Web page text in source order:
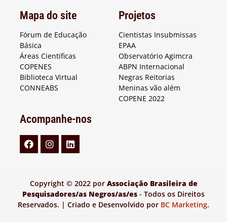
Mapa do site
Fórum de Educação
Básica
Áreas Cientificas
COPENES
Biblioteca Virtual
CONNEABS
Projetos
Cientistas Insubmissas
EPAA
Observatório Agimcra
ABPN Internacional
Negras Reitorias
Meninas vão além
COPENE 2022
Acompanhe-nos
Copyright © 2022 por Associação Brasileira de
Pesquisadores/as Negros/as/es - Todos os Direitos
Reservados. | Criado e Desenvolvido por BC Marketing.